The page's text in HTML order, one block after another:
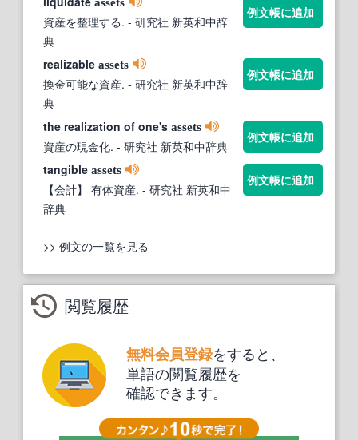
資産を整理する. - 研究社 新英和中辞
典
例文帳に追加
realizable assets
換金可能な資産. - 研究社 新英和中辞
典
例文帳に追加
the realization of one's assets
資産の現金化. - 研究社 新英和中辞典
例文帳に追加
tangible assets
【会計】 有体資産. - 研究社 新英和中
辞典
例文帳に追加
>> 例文の一覧を見る
閲覧履歴
無料会員登録をすると、
単語の閲覧履歴を
確認できます。